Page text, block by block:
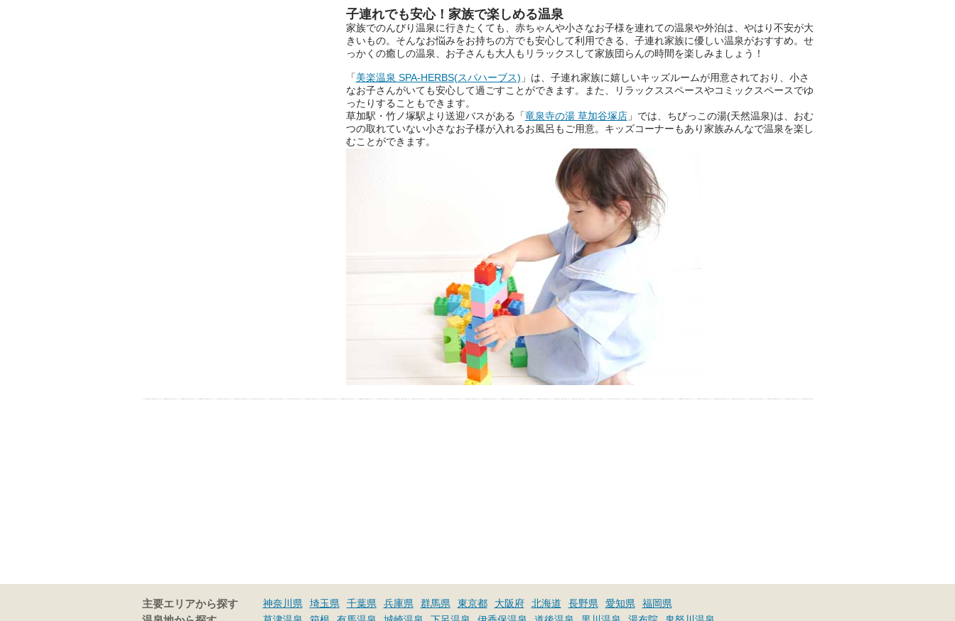
とができるサービスです。
おふろパス会員様なら、この特
別なひとときを「毎月10分無
子連れでも安心！家族で楽しめる温泉
家族でのんびり温泉に行きたくても、赤ちゃんや小さなお子様を連れての温泉や外泊は、やはり不安が大
きいもの。そんなお悩みをお持ちの方でも安心して利用できる、子連れ家族に優しい温泉がおすすめ。せ
っかくの癒しの温泉、お子さんも大人もリラックスして家族団らんの時間を楽しみましょう！
「美楽温泉 SPA-HERBS(スパハーブス) 」は、子連れ家族に嬉しいキッズルームが用意されており、小さ
なお子さんがいても安心して過ごすことができます。また、リラックススペースやコミックスペースでゆ
ったりすることもできます。
草加駅・竹ノ塚駅より送迎バスがある「竜泉寺の湯 草加谷塚店」では、ちびっこの湯(天然温泉)は、おむ
つの取れていない小さなお子様が入れるお風呂もご用意。キッズコーナーもあり家族みんなで温泉を楽し
むことができます。
主要エリアから探す 神奈川県 埼玉県 千葉県 兵庫県 群馬県 東京都 大阪府 北海道 長野県 愛知県
福岡県